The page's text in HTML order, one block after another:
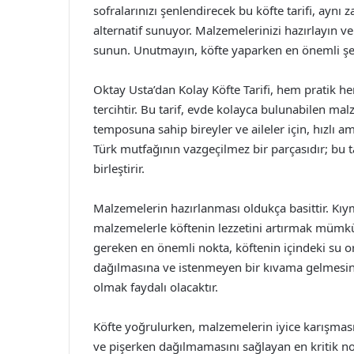
sofralarınızı şenlendirecek bu köfte tarifi,
alternatif sunuyor. Malzemelerinizi hazırlayın
sunun. Unutmayın, köfte yaparken en önemli
Oktay Usta’dan Kolay Köfte Tarifi, hem pratik
tercihtir. Bu tarif, evde kolayca bulunabilen
temposuna sahip bireyler ve aileler için, hızlı
Türk mutfağının vazgeçilmez bir parçasıdır;
birleştirir.
Malzemelerin hazırlanması oldukça basittir.
malzemelerle köftenin lezzetini artırmak
gereken en önemli nokta, köftenin içindeki su
dağılmasına ve istenmeyen bir kıvama
olmak faydalı olacaktır.
Köfte yoğrulurken, malzemelerin iyice
ve pişerken dağılmamasını sağlayan en kritik